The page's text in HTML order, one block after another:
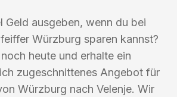
Geld ausgeben, wenn du bei
Würzburg sparen kannst?
noch heute und erhalte ein
zugeschnittenes Angebot für
Würzburg nach Velenje. Wir